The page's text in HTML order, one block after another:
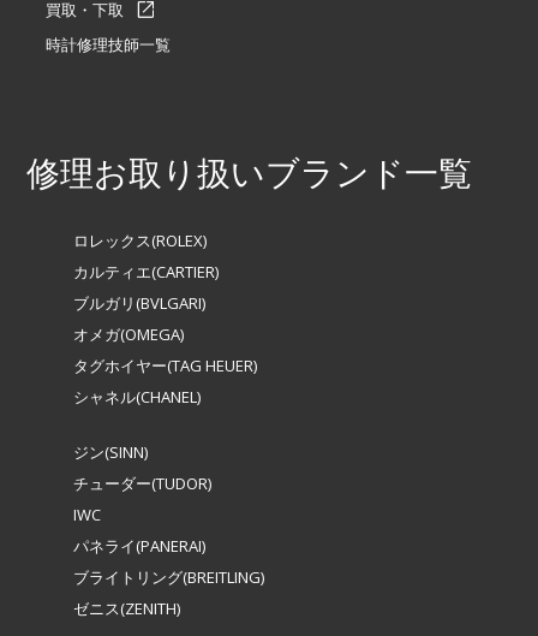
買取・下取
時計修理技師一覧
修理お取り扱いブランド一覧
ロレックス(ROLEX)
カルティエ(CARTIER)
ブルガリ(BVLGARI)
オメガ(OMEGA)
タグホイヤー(TAG HEUER)
シャネル(CHANEL)
ジン(SINN)
チューダー(TUDOR)
IWC
パネライ(PANERAI)
ブライトリング(BREITLING)
ゼニス(ZENITH)